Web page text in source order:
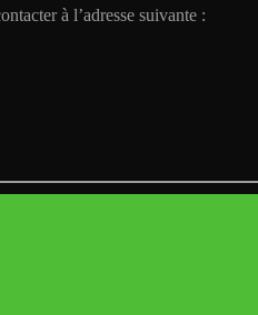
à l’adresse suivante :